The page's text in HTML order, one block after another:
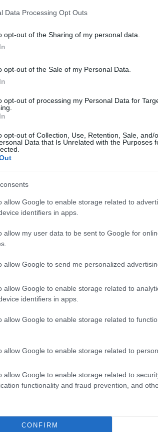
Data Processing Opt Outs
opt-out of the Sharing of my personal data.
opt-out of the Sale of my Personal Data.
opt-out of processing my Personal Data for
opt-out of Collection, Use, Retention, Sale, and/
Data that Is Unrelated with the Purposes
allow Google to enable storage related to
identifiers in apps.
allow my user data to be sent to Google for
allow Google to send me personalized
allow Google to enable storage related to
identifiers in apps.
allow Google to enable storage related to
allow Google to enable storage related to
allow Google to enable storage related to
functionality and fraud prevention, and
CONFIRM
is előkerült a
épület pénzügyi konstrukciója
mosdatni próbálták az elődök
érdemi lépéseket is tehet azért,
legalábbis egy jelentős
az önkormányzat a parkolóházat,
az épület hasznosításában.
minden bizonnyal továbbra
de az elég valószínű, hogy a
így csakis egy
azt jelenti, hogy
a városnak kell megvenni most a
cserélhetik a még mindig
.